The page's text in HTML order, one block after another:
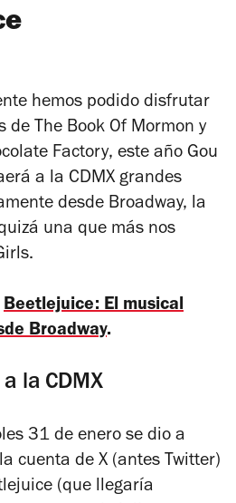
hemos podido disfrutar
de The Book Of Mormon y
Factory, este año Gou
a la CDMX grandes
desde Broadway, la
una que más nos
Beetlejuice: El musical
Broadway.
la CDMX
31 de enero se dio a
cuenta de X (antes Twitter)
(que llegaría